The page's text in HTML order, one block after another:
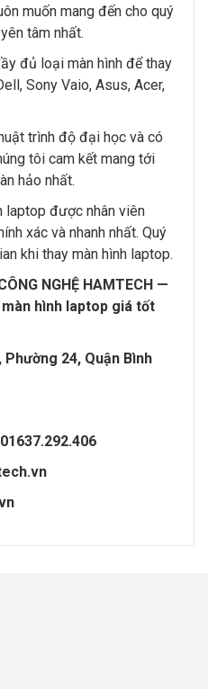
muốn mang đến cho quý
tâm nhất.
đủ loại màn hình để thay
Sony Vaio, Asus, Acer,
trình độ đại học và có
tôi cam kết mang tới
hảo nhất.
laptop được nhân viên
xác và nhanh nhất. Quý
khi thay màn hình laptop.
NGHỆ HAMTECH —
hình laptop giá tốt
24, Quận Bình